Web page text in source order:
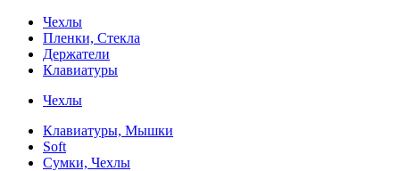
Чехлы
Пленки, Стекла
Держатели
Клавиатуры
Чехлы
Клавиатуры, Мышки
Soft
Сумки, Чехлы